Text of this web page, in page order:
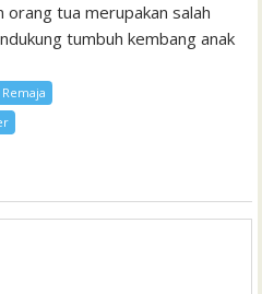
tua merupakan salah
tumbuh kembang anak